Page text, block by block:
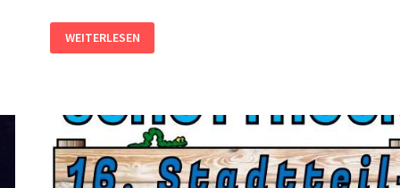
1.
VORSITZENDE
10
BUDEN
IN
2,5
STUNDEN!!!
WEITERLESEN